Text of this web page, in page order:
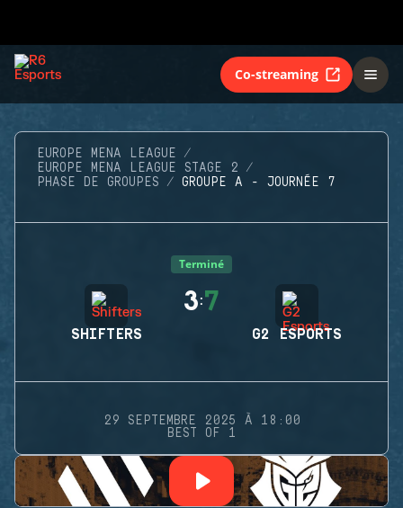
Co-streaming
EUROPE MENA LEAGUE
EUROPE MENA LEAGUE STAGE 2
PHASE DE GROUPES
GROUPE A - JOURNÉE 7
Terminé
SHIFTERS
3:7
G2 ESPORTS
29 SEPTEMBRE 2025 À 18:00
BEST OF 1